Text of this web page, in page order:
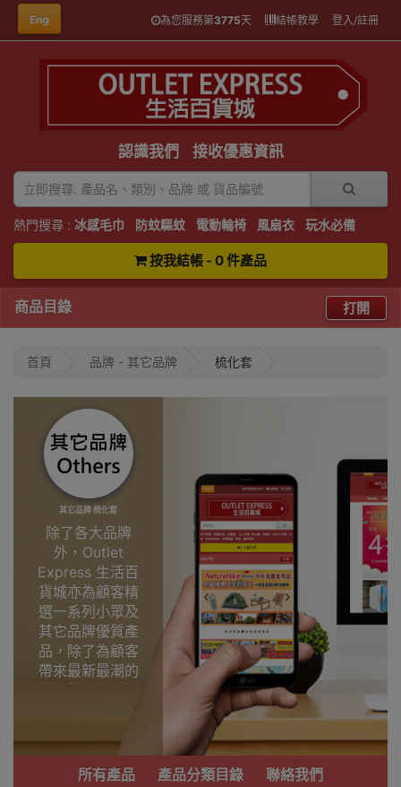
Eng 為您服務第3775天 結帳教學 登入/註冊
認識我們 接收優惠資訊
熱門搜尋 : 冰感毛巾 防蚊驅蚊 電動輪椅 風扇衣 玩水必備
按我結帳 - 0 件產品
商品目錄 打開
首頁 品牌 - 其它品牌 梳化套
其它品牌 梳化套
除了各大品牌
外，Outlet
Express 生活百
貨城亦為顧客精
選一系列小眾及
其它品牌優質產
品，除了為顧客
帶來最新最潮的
產品外，亦包括
功能齊備的產
品。
所有產品 產品分類目錄 聯絡我們